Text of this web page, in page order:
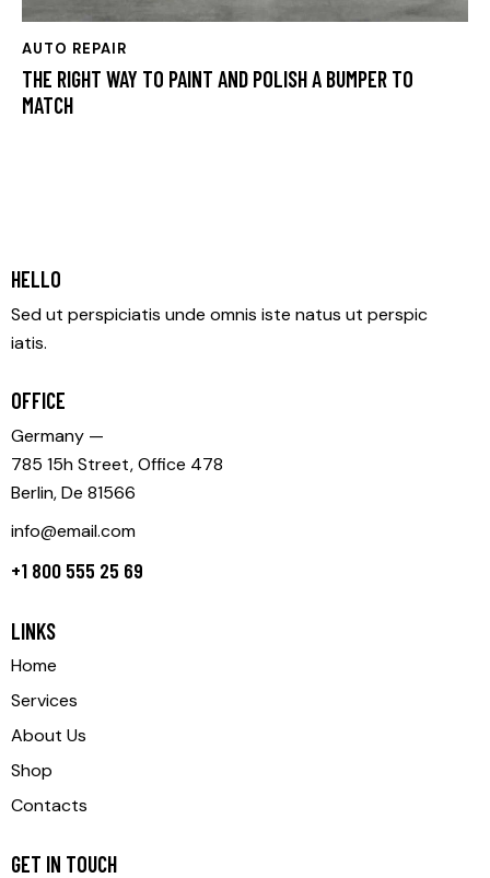
AUTO REPAIR
THE RIGHT WAY TO PAINT AND POLISH A BUMPER TO
MATCH
HELLO
Sed ut perspiciatis unde omnis iste natus ut perspic
iatis.
OFFICE
Germany —
785 15h Street, Office 478
Berlin, De 81566
info@email.com
+1 800 555 25 69
LINKS
Home
Services
About Us
Shop
Contacts
GET IN TOUCH